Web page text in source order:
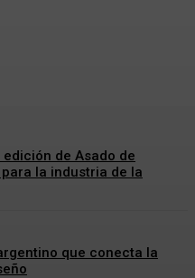
de Asado de
la industria de la
que conecta la